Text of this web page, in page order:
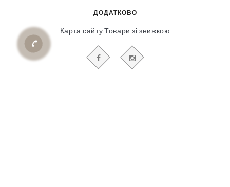
ДОДАТКОВО
Карта сайту Товари зі знижкою